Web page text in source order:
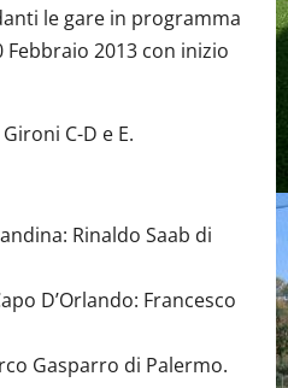
le gare in programma
Febbraio 2013 con inizio
C-D e E.
Rinaldo Saab di
D’Orlando: Francesco
Gasparro di Palermo.